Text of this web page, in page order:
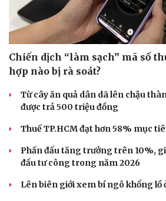
Sân khấu - Điện ảnh
Văn học
Âm nhạc
Di sản
Nghệ
Thời
Sao
Chiến dịch “làm sạch” mã số
hợp nào bị rà soát?
Từ cây ăn quả dân dã lên chậu
được trả 500 triệu đồng
Thuế TP.HCM đạt hơn 58% mục
Phấn đấu tăng trưởng trên 10%,
đầu tư công trong năm 2026
Lên biên giới xem bí ngô khổng lồ